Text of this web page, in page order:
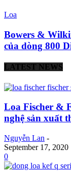
Loa
Bowers &
của dòng 800
LATEST NEWS
Loa Fischer &
nghệ sản xuất
Nguyễn Lan -
September 17, 2020
0